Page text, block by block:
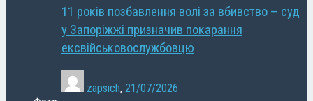
11 років позбавлення волі за вбивство – суд
у Запоріжжі призначив покарання
ексвійськовослужбовцю
zapsich, 21/07/2026